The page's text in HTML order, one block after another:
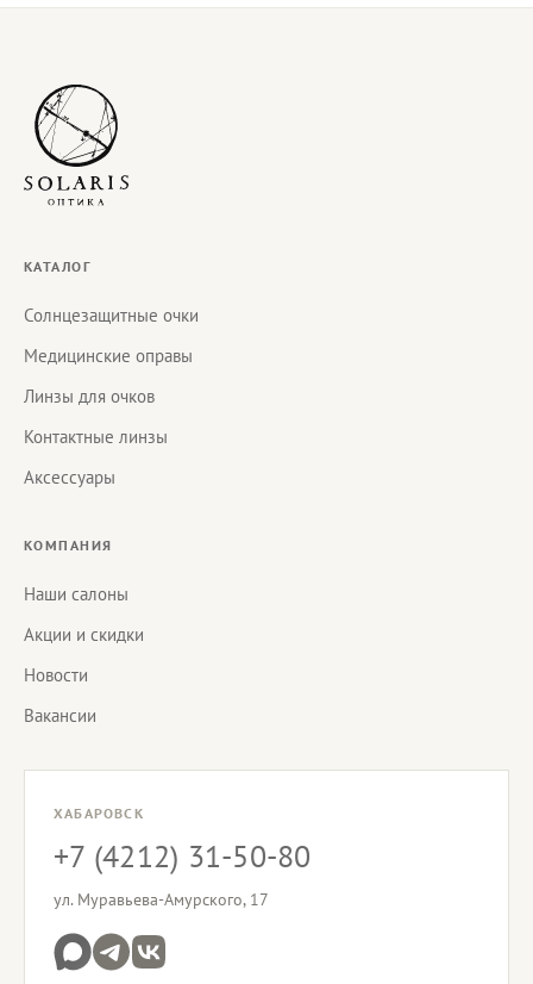
КАТАЛОГ
Солнцезащитные очки
Медицинские оправы
Линзы для очков
Контактные линзы
Аксессуары
КОМПАНИЯ
Наши салоны
Акции и скидки
Новости
Вакансии
ХАБАРОВСК
+7 (4212) 31-50-80
ул. Муравьева-Амурского, 17